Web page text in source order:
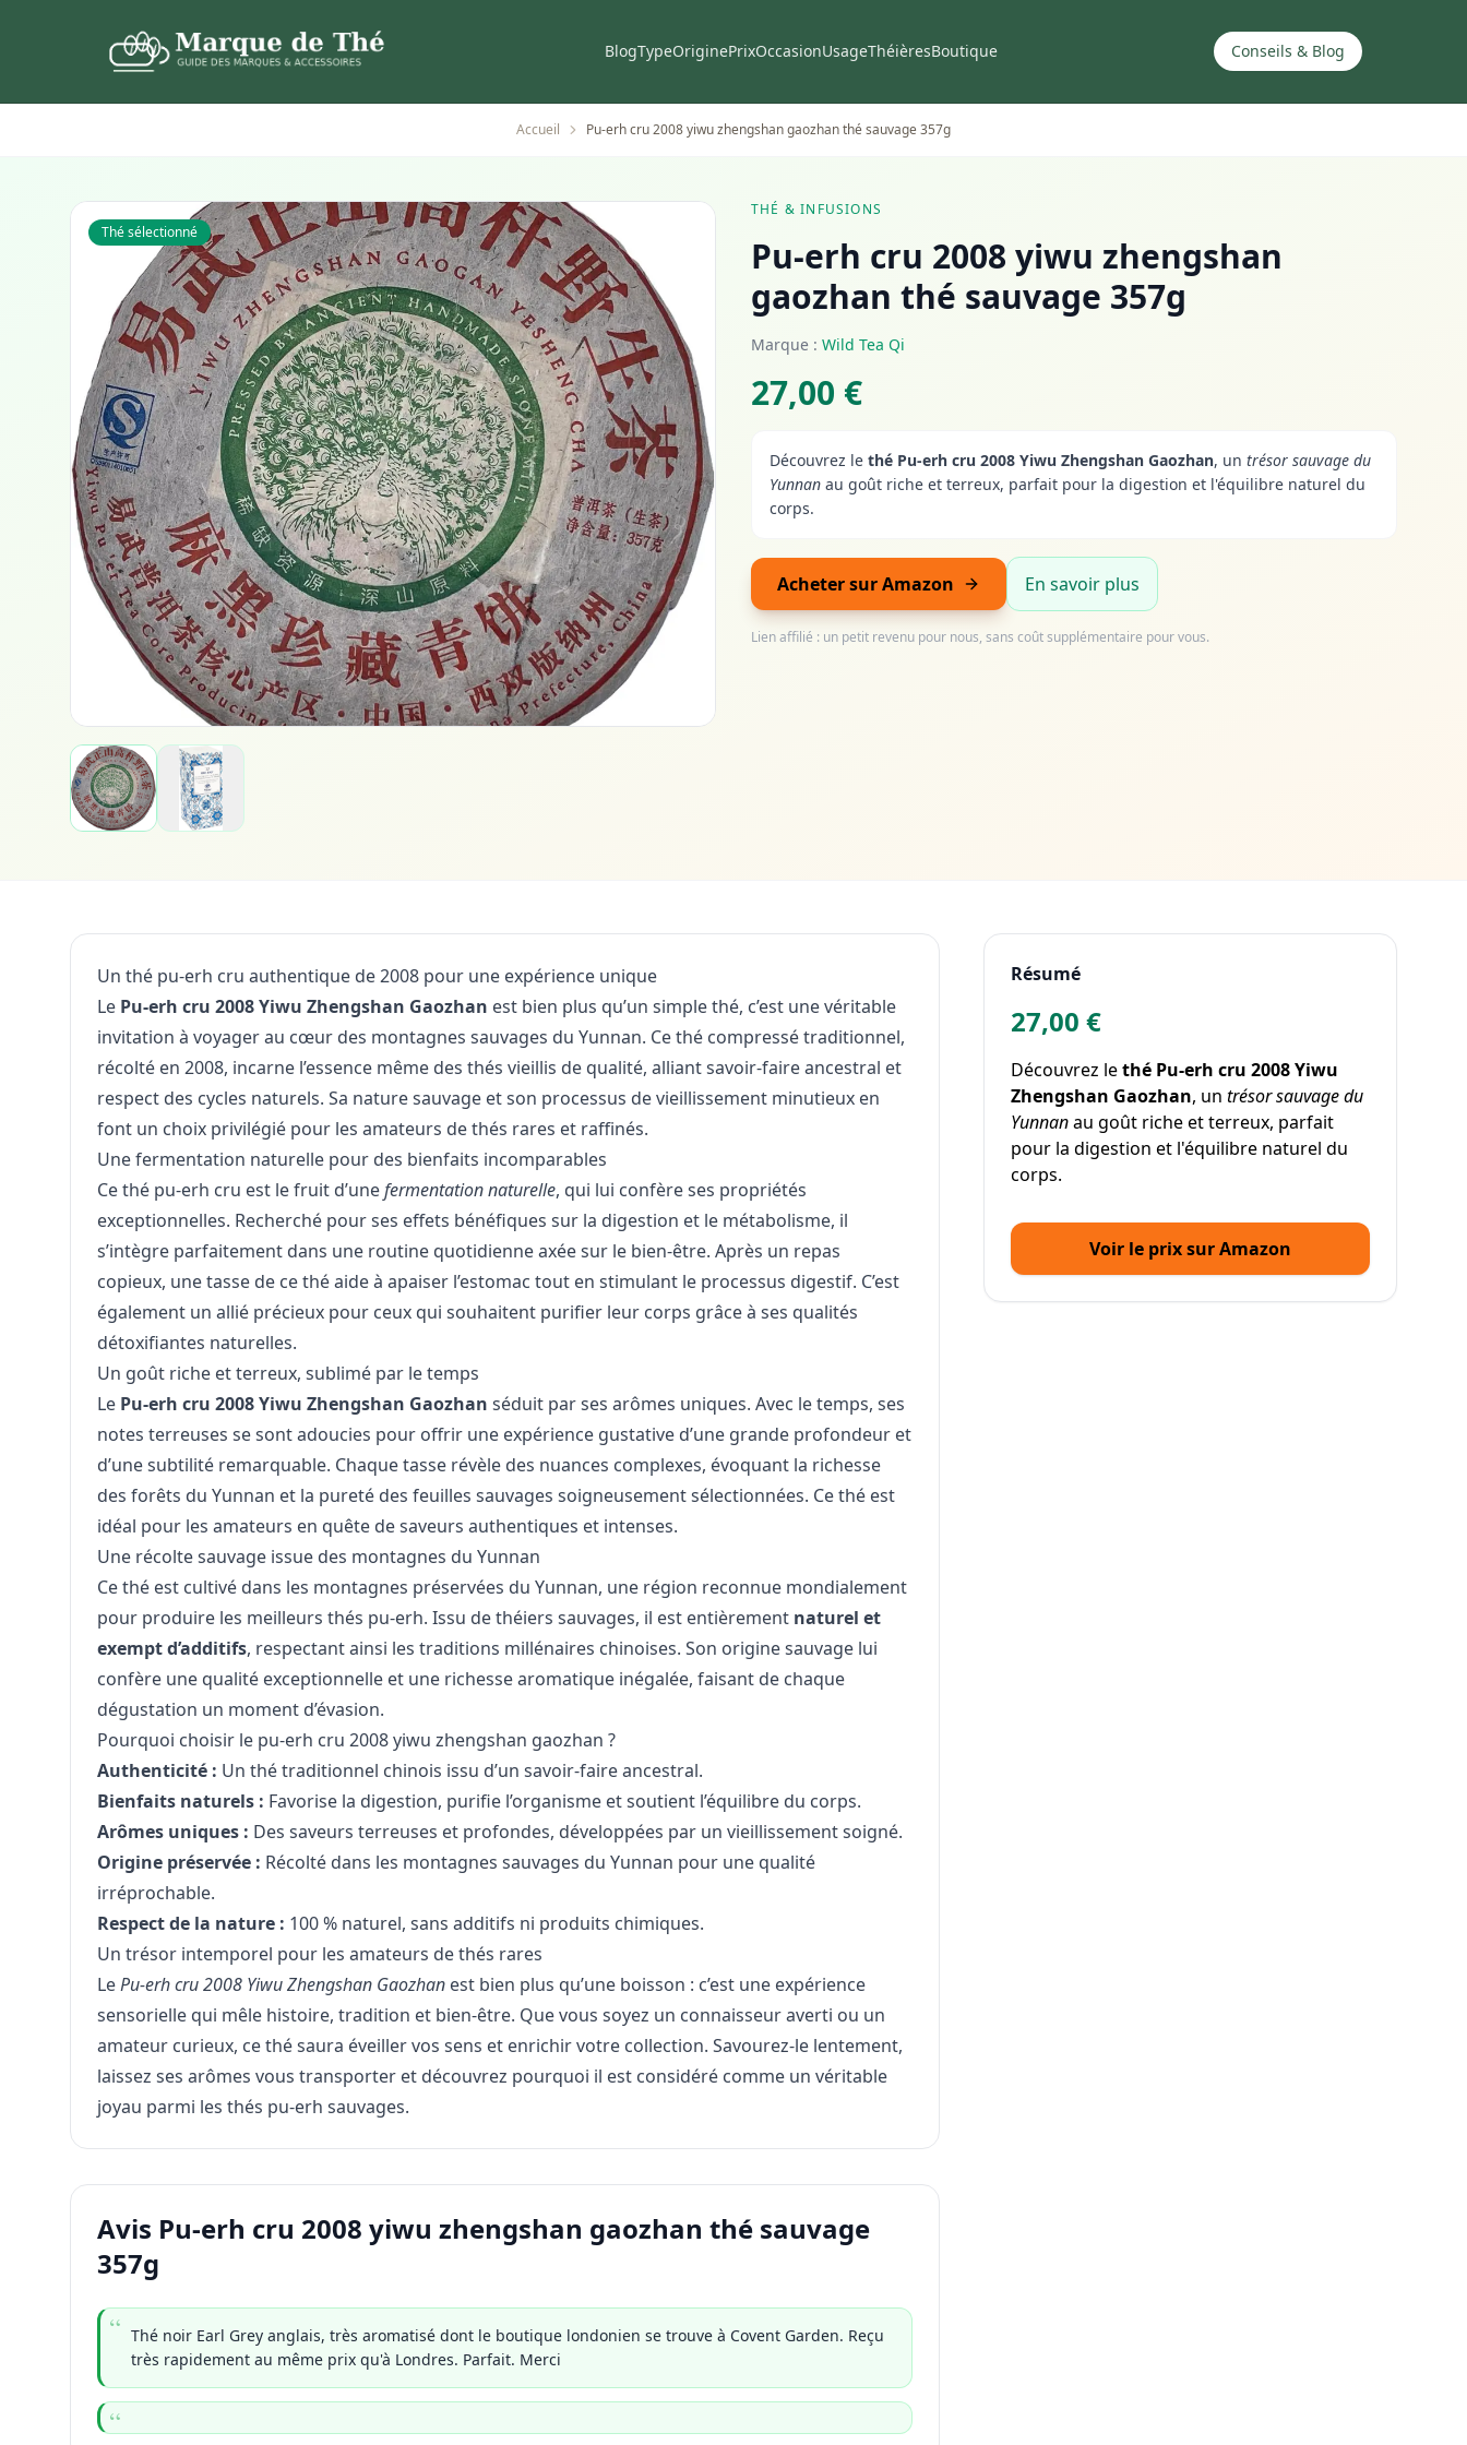
BlogTypeOriginePrixOccasionUsageThéièresBoutique Conseils & Blog
Accueil Pu-erh cru 2008 yiwu zhengshan gaozhan thé sauvage 357g
Thé sélectionné
THÉ & INFUSIONS
Pu-erh cru 2008 yiwu zhengshan
gaozhan thé sauvage 357g
Marque : Wild Tea Qi
27,00 €
Découvrez le thé Pu-erh cru 2008 Yiwu Zhengshan Gaozhan, un trésor sauvage du
Yunnan au goût riche et terreux, parfait pour la digestion et l'équilibre naturel du
corps.
Acheter sur Amazon En savoir plus
Lien affilié : un petit revenu pour nous, sans coût supplémentaire pour vous.
Un thé pu-erh cru authentique de 2008 pour une expérience unique
Le Pu-erh cru 2008 Yiwu Zhengshan Gaozhan est bien plus qu’un simple thé, c’est une véritable
invitation à voyager au cœur des montagnes sauvages du Yunnan. Ce thé compressé traditionnel,
récolté en 2008, incarne l’essence même des thés vieillis de qualité, alliant savoir-faire ancestral et
respect des cycles naturels. Sa nature sauvage et son processus de vieillissement minutieux en
font un choix privilégié pour les amateurs de thés rares et raffinés.
Une fermentation naturelle pour des bienfaits incomparables
Ce thé pu-erh cru est le fruit d’unefermentation naturelle, qui lui confère ses propriétés
exceptionnelles. Recherché pour ses effets bénéfiques sur la digestion et le métabolisme, il
s’intègre parfaitement dans une routine quotidienne axée sur le bien-être. Après un repas
copieux, une tasse de ce thé aide à apaiser l’estomac tout en stimulant le processus digestif. C’est
également un allié précieux pour ceux qui souhaitent purifier leur corps grâce à ses qualités
détoxifiantes naturelles.
Un goût riche et terreux, sublimé par le temps
Le Pu-erh cru 2008 Yiwu Zhengshan Gaozhan séduit par ses arômes uniques. Avec le temps, ses
notes terreuses se sont adoucies pour offrir une expérience gustative d’une grande profondeur et
d’une subtilité remarquable. Chaque tasse révèle des nuances complexes, évoquant la richesse
des forêts du Yunnan et la pureté des feuilles sauvages soigneusement sélectionnées. Ce thé est
idéal pour les amateurs en quête de saveurs authentiques et intenses.
Une récolte sauvage issue des montagnes du Yunnan
Ce thé est cultivé dans les montagnes préservées du Yunnan, une région reconnue mondialement
pour produire les meilleurs thés pu-erh. Issu de théiers sauvages, il est entièrement naturel et
exempt d’additifs, respectant ainsi les traditions millénaires chinoises. Son origine sauvage lui
confère une qualité exceptionnelle et une richesse aromatique inégalée, faisant de chaque
dégustation un moment d’évasion.
Pourquoi choisir le pu-erh cru 2008 yiwu zhengshan gaozhan ?
Authenticité : Un thé traditionnel chinois issu d’un savoir-faire ancestral.
Bienfaits naturels : Favorise la digestion, purifie l’organisme et soutient l’équilibre du corps.
Arômes uniques : Des saveurs terreuses et profondes, développées par un vieillissement soigné.
Origine préservée : Récolté dans les montagnes sauvages du Yunnan pour une qualité
irréprochable.
Respect de la nature : 100 % naturel, sans additifs ni produits chimiques.
Un trésor intemporel pour les amateurs de thés rares
LePu-erh cru 2008 Yiwu Zhengshan Gaozhan est bien plus qu’une boisson : c’est une expérience
sensorielle qui mêle histoire, tradition et bien-être. Que vous soyez un connaisseur averti ou un
amateur curieux, ce thé saura éveiller vos sens et enrichir votre collection. Savourez-le lentement,
laissez ses arômes vous transporter et découvrez pourquoi il est considéré comme un véritable
joyau parmi les thés pu-erh sauvages.
Avis Pu-erh cru 2008 yiwu zhengshan gaozhan thé sauvage
357g
Thé noir Earl Grey anglais, très aromatisé dont le boutique londonien se trouve à Covent Garden. Reçu
très rapidement au même prix qu'à Londres. Parfait. Merci
Résumé
27,00 €
Découvrez lethé Pu-erh cru 2008 Yiwu
Zhengshan Gaozhan, untrésor sauvage du
Yunnanau goût riche et terreux, parfait
pour la digestion et l'équilibre naturel du
corps.
Voir le prix sur Amazon